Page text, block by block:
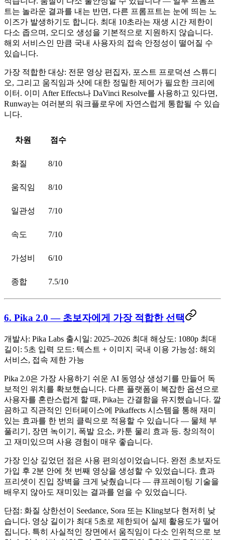
트는 놀라운 결과를 내는 반면, 다른 프롬프트는 눈에 띄는 노
이즈가 발생하기도 합니다. 최대 10초라는 재생 시간 제한이
다소 좁으며, 오디오 생성을 기본적으로 지원하지 않습니다.
해외 서비스인 만큼 국내 사용자의 접속 안정성이 떨어질 수
있습니다.
가장 적합한 대상: 전문 영상 편집자, 포스트 프로덕션 스튜디
오, 그리고 움직임과 샷에 대한 정밀한 제어가 필요한 크리에
이터. 이미 After Effects나 DaVinci Resolve를 사용하고 있다면,
Runway는 여러분의 워크플로우에 자연스럽게 통합될 수 있습
니다.
차원 점수
화질 8/10
움직임 8/10
일관성 7/10
속도 7/10
가성비 6/10
종합 7.5/10
6. Pika 2.0 — 초보자에게 가장 적합한 선택
개발사: Pika Labs 출시일: 2025–2026 최대 해상도: 1080p 최대
길이: 5초 입력 모드: 텍스트 + 이미지 국내 이용 가능성: 해외
서비스, 접속 제한 가능
Pika 2.0은 가장 사용하기 쉬운 AI 동영상 생성기를 만들어 독
보적인 위치를 확보했습니다. 다른 플랫폼이 복잡한 옵션으로
사용자를 혼란스럽게 할 때, Pika는 간결함을 유지했습니다. 깔
끔하고 직관적인 인터페이스에 Pikaffects 시스템을 통해 재미
있는 효과를 한 번의 클릭으로 적용할 수 있습니다 — 물체 부
풀리기, 장면 녹이기, 폭발 요소, 카툰 물리 효과 등. 창의적이
고 재미있으며 사용 경험이 매우 좋습니다.
가장 인상 깊었던 점은 사용 편의성이었습니다. 완전 초보자도
가입 후 2분 안에 첫 번째 영상을 생성할 수 있었습니다. 효과
프리셋이 진입 장벽을 크게 낮췄습니다 — 큐프레이팅 기술을
배우지 않아도 재미있는 결과를 얻을 수 있었습니다.
단점: 화질 상한선이 Seedance, Sora 또는 Kling보다 현저히 낮
습니다. 영상 길이가 최대 5초로 제한되어 실제 활용도가 떨어
집니다. 특히 사실적인 장면에서 움직임이 다소 인위적으로 보